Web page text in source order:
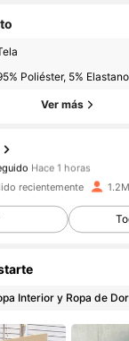
Poliéster, 5% Elastano
Ver más
Seguidores
Seguidores
Seguidores
Seguidores
recientemente
Interior y Ropa de